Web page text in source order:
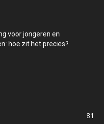
voor jongeren en
hoe zit het precies?
81